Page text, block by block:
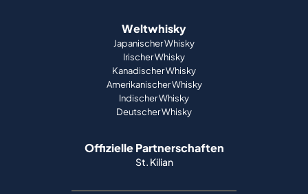
Weltwhisky
Japanischer Whisky
Irischer Whisky
Kanadischer Whisky
Amerikanischer Whisky
Indischer Whisky
Deutscher Whisky
Offizielle Partnerschaften
St. Kilian